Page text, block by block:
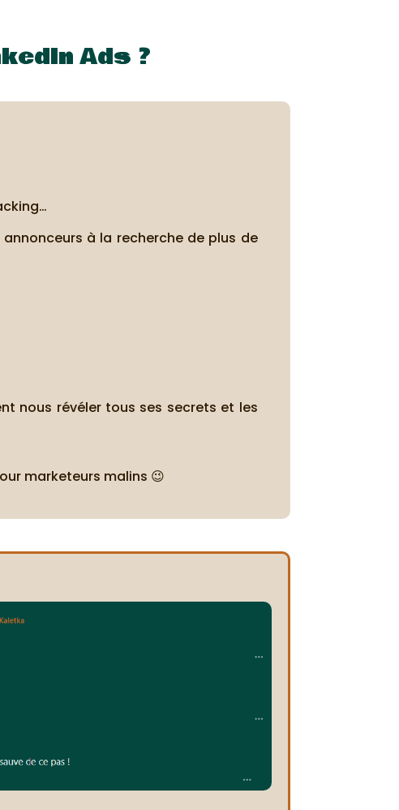
Ads ?
à la recherche de plus de
nous révéler tous ses secrets et les
marketeurs malins 😉